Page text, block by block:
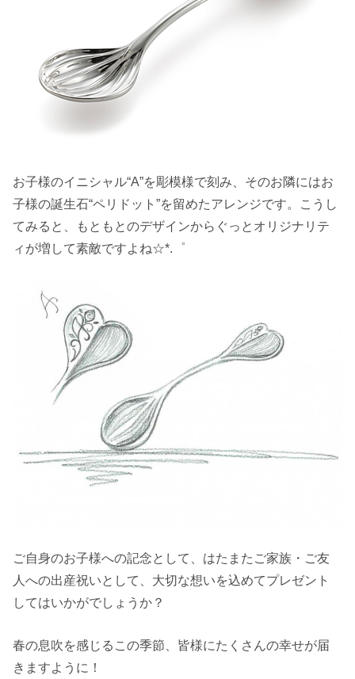
お子様のイニシャル“A”を彫模様で刻み、そのお隣にはお
子様の誕生石“ペリドット”を留めたアレンジです。こうし
てみると、もともとのデザインからぐっとオリジナリテ
ィが増して素敵ですよね☆*.゜
ご自身のお子様への記念として、はたまたご家族・ご友
人への出産祝いとして、大切な想いを込めてプレゼント
してはいかがでしょうか？
春の息吹を感じるこの季節、皆様にたくさんの幸せが届
きますように！